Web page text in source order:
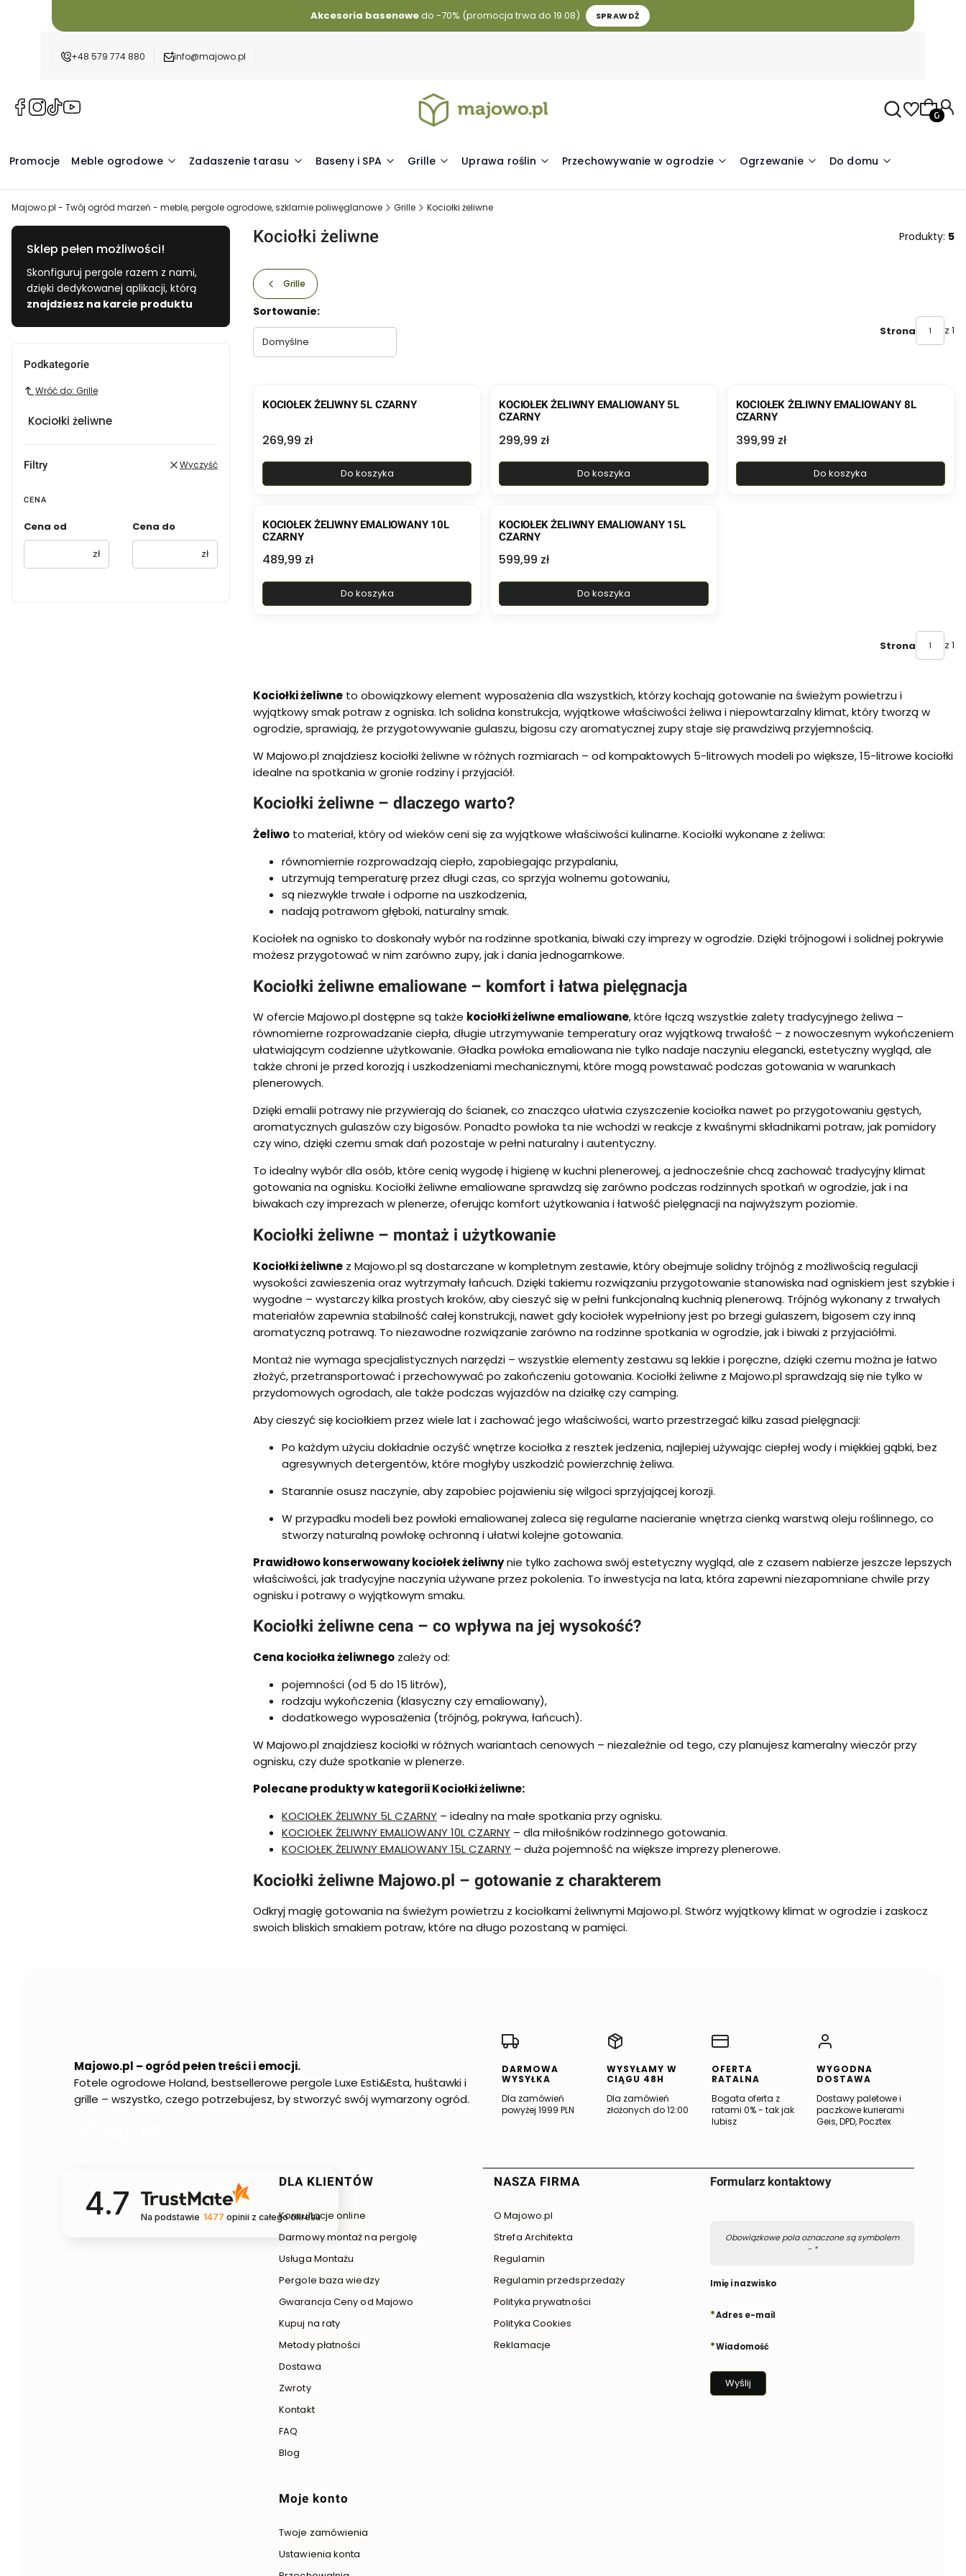
Akcesoria basenowedo -70% (promocja trwa do 19.08) SPRAWDŹ
+48 579 774 880 info@majowo.pl
(Otwiera
nowej
karcie)
(Otwiera
nowej
karcie)
(Otwiera
nowej
(Otwiera
nowej
karcie)
Promocje Meble ogrodowe Zadaszenie tarasu Baseny i SPA Grille Uprawa roślin Przechowywanie w ogrodzie Ogrzewanie Do domu
Majowo.pl - Twój ogród marzeń - meble, pergole ogrodowe, szklarnie poliwęglanowe Grille Kociołki żeliwne
Sklep pełen możliwości!
Skonfiguruj pergole razem z nami,
dzięki dedykowanej aplikacji, którą
znajdziesz na karcie produktu
Podkategorie
Wróć do: Grille
Kociołki żeliwne
Filtry Wyczyść
CENA
Cena od
zł
Cena do
zł
Kociołki żeliwne Produkty: 5
Grille
Lista produktów
Sortowanie:
Domyślne
Strona z 1
KOCIOŁEK ŻELIWNY 5L CZARNY
Cena
269,99 zł
Do koszyka
KOCIOŁEK ŻELIWNY EMALIOWANY 5L
CZARNY
Cena
299,99 zł
Do koszyka
KOCIOŁEK ŻELIWNY EMALIOWANY 8L
CZARNY
Cena
399,99 zł
Do koszyka
KOCIOŁEK ŻELIWNY EMALIOWANY 10L
CZARNY
Cena
489,99 zł
Do koszyka
KOCIOŁEK ŻELIWNY EMALIOWANY 15L
CZARNY
Cena
599,99 zł
Do koszyka
Strona z 1
Kociołki żeliwne to obowiązkowy element wyposażenia dla wszystkich, którzy kochają gotowanie na świeżym powietrzu i
wyjątkowy smak potraw z ogniska. Ich solidna konstrukcja, wyjątkowe właściwości żeliwa i niepowtarzalny klimat, który tworzą w
ogrodzie, sprawiają, że przygotowywanie gulaszu, bigosu czy aromatycznej zupy staje się prawdziwą przyjemnością.
W Majowo.pl znajdziesz kociołki żeliwne w różnych rozmiarach – od kompaktowych 5-litrowych modeli po większe, 15-litrowe kociołki
idealne na spotkania w gronie rodziny i przyjaciół.
Kociołki żeliwne – dlaczego warto?
Żeliwo to materiał, który od wieków ceni się za wyjątkowe właściwości kulinarne. Kociołki wykonane z żeliwa:
równomiernie rozprowadzają ciepło, zapobiegając przypalaniu,
utrzymują temperaturę przez długi czas, co sprzyja wolnemu gotowaniu,
są niezwykle trwałe i odporne na uszkodzenia,
nadają potrawom głęboki, naturalny smak.
Kociołek na ognisko to doskonały wybór na rodzinne spotkania, biwaki czy imprezy w ogrodzie. Dzięki trójnogowi i solidnej pokrywie
możesz przygotować w nim zarówno zupy, jak i dania jednogarnkowe.
Kociołki żeliwne emaliowane – komfort i łatwa pielęgnacja
W ofercie Majowo.pl dostępne są także kociołki żeliwne emaliowane, które łączą wszystkie zalety tradycyjnego żeliwa –
równomierne rozprowadzanie ciepła, długie utrzymywanie temperatury oraz wyjątkową trwałość – z nowoczesnym wykończeniem
ułatwiającym codzienne użytkowanie. Gładka powłoka emaliowana nie tylko nadaje naczyniu elegancki, estetyczny wygląd, ale
także chroni je przed korozją i uszkodzeniami mechanicznymi, które mogą powstawać podczas gotowania w warunkach
plenerowych.
Dzięki emalii potrawy nie przywierają do ścianek, co znacząco ułatwia czyszczenie kociołka nawet po przygotowaniu gęstych,
aromatycznych gulaszów czy bigosów. Ponadto powłoka ta nie wchodzi w reakcje z kwaśnymi składnikami potraw, jak pomidory
czy wino, dzięki czemu smak dań pozostaje w pełni naturalny i autentyczny.
To idealny wybór dla osób, które cenią wygodę i higienę w kuchni plenerowej, a jednocześnie chcą zachować tradycyjny klimat
gotowania na ognisku. Kociołki żeliwne emaliowane sprawdzą się zarówno podczas rodzinnych spotkań w ogrodzie, jak i na
biwakach czy imprezach w plenerze, oferując komfort użytkowania i łatwość pielęgnacji na najwyższym poziomie.
Kociołki żeliwne – montaż i użytkowanie
Kociołki żeliwne z Majowo.pl są dostarczane w kompletnym zestawie, który obejmuje solidny trójnóg z możliwością regulacji
wysokości zawieszenia oraz wytrzymały łańcuch. Dzięki takiemu rozwiązaniu przygotowanie stanowiska nad ogniskiem jest szybkie i
wygodne – wystarczy kilka prostych kroków, aby cieszyć się w pełni funkcjonalną kuchnią plenerową. Trójnóg wykonany z trwałych
materiałów zapewnia stabilność całej konstrukcji, nawet gdy kociołek wypełniony jest po brzegi gulaszem, bigosem czy inną
aromatyczną potrawą. To niezawodne rozwiązanie zarówno na rodzinne spotkania w ogrodzie, jak i biwaki z przyjaciółmi.
Montaż nie wymaga specjalistycznych narzędzi – wszystkie elementy zestawu są lekkie i poręczne, dzięki czemu można je łatwo
złożyć, przetransportować i przechowywać po zakończeniu gotowania. Kociołki żeliwne z Majowo.pl sprawdzają się nie tylko w
przydomowych ogrodach, ale także podczas wyjazdów na działkę czy camping.
Aby cieszyć się kociołkiem przez wiele lat i zachować jego właściwości, warto przestrzegać kilku zasad pielęgnacji:
Po każdym użyciu dokładnie oczyść wnętrze kociołka z resztek jedzenia, najlepiej używając ciepłej wody i miękkiej gąbki, bez
agresywnych detergentów, które mogłyby uszkodzić powierzchnię żeliwa.
Starannie osusz naczynie, aby zapobiec pojawieniu się wilgoci sprzyjającej korozji.
W przypadku modeli bez powłoki emaliowanej zaleca się regularne nacieranie wnętrza cienką warstwą oleju roślinnego, co
stworzy naturalną powłokę ochronną i ułatwi kolejne gotowania.
Prawidłowo konserwowany kociołek żeliwnynie tylko zachowa swój estetyczny wygląd, ale z czasem nabierze jeszcze lepszych
właściwości, jak tradycyjne naczynia używane przez pokolenia. To inwestycja na lata, która zapewni niezapomniane chwile przy
ognisku i potrawy o wyjątkowym smaku.
Kociołki żeliwne cena – co wpływa na jej wysokość?
Cena kociołka żeliwnego zależy od:
pojemności (od 5 do 15 litrów),
rodzaju wykończenia (klasyczny czy emaliowany),
dodatkowego wyposażenia (trójnóg, pokrywa, łańcuch).
W Majowo.pl znajdziesz kociołki w różnych wariantach cenowych – niezależnie od tego, czy planujesz kameralny wieczór przy
ognisku, czy duże spotkanie w plenerze.
Polecane produkty w kategorii Kociołki żeliwne:
KOCIOŁEK ŻELIWNY 5L CZARNY – idealny na małe spotkania przy ognisku.
KOCIOŁEK ŻELIWNY EMALIOWANY 10L CZARNY – dla miłośników rodzinnego gotowania.
KOCIOŁEK ŻELIWNY EMALIOWANY 15L CZARNY – duża pojemność na większe imprezy plenerowe.
Kociołki żeliwne Majowo.pl – gotowanie z charakterem
Odkryj magię gotowania na świeżym powietrzu z kociołkami żeliwnymi Majowo.pl. Stwórz wyjątkowy klimat w ogrodzie i zaskocz
swoich bliskich smakiem potraw, które na długo pozostaną w pamięci.
Majowo.pl – ogród pełen treści i emocji.
Fotele ogrodowe Holand, bestsellerowe pergole Luxe Esti&Esta, huśtawki i
grille – wszystko, czego potrzebujesz, by stworzyć swój wymarzony ogród.
karcie)karcie)
karcie)karcie)karcie)
DARMOWA
WYSYŁKA
Dla zamówień
powyżej 1999 PLN
WYSYŁAMY W
CIĄGU 48H
Dla zamówień
złożonych do 12:00
OFERTA
RATALNA
Bogata oferta z
ratami 0% - tak jak
lubisz
WYGODNA
DOSTAWA
Dostawy paletowe i
paczkowe kurierami
Geis, DPD, Pocztex
4.7 Na podstawie 1477 opinii z całego okresu
Linki w stopce
DLA KLIENTÓW
Konsultacje online
Darmowy montaż na pergolę
Usługa Montażu
Pergole baza wiedzy
Gwarancja Ceny od Majowo
Kupuj na raty
Metody płatności
Dostawa
Zwroty
Kontakt
FAQ
Blog
NASZA FIRMA
O Majowo.pl
Strefa Architekta
Regulamin
Regulamin przedsprzedaży
Polityka prywatności
Polityka Cookies
Reklamacje
Moje konto
Twoje zamówienia
Ustawienia konta
Formularz kontaktowy
Obowiązkowe pola oznaczone są symbolem
- *
Imię i nazwisko
*Adres e-mail
*Wiadomość
Wyślij